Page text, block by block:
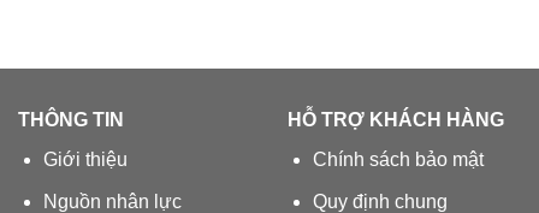
THÔNG TIN
Giới thiệu
Nguồn nhân lực
HỖ TRỢ KHÁCH HÀNG
Chính sách bảo mật
Quy định chung